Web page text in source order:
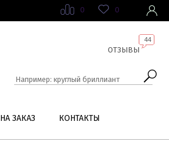
0 0
ОТЗЫВЫ
44
НА ЗАКАЗ КОНТАКТЫ